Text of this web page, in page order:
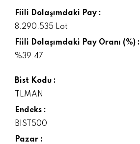
Fiili Dolaşımdaki Pay :
8.290.535 Lot
Fiili Dolaşımdaki Pay Oranı (%) :
%39.47
Bist Kodu :
TLMAN
Endeks :
BIST500
Pazar :